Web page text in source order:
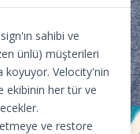
sahibi ve
ünlü) müşterileri
Velocity'nin
ekibinin her tür ve
ve restore